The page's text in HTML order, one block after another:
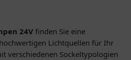
24V finden Sie eine
Lichtquellen für Ihr
verschiedenen Sockeltypologien